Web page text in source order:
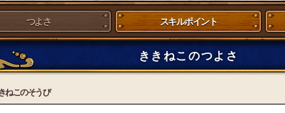
つよさ スキルポイント
ききねこのつよさ
ねこのそうび